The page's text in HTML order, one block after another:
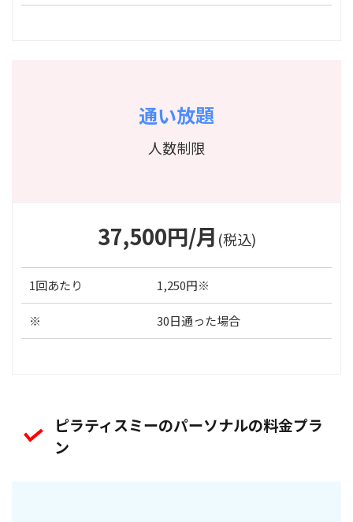
通い放題
人数制限
37,500円/月 (税込)
1回あたり 1,250円※
※ 30日通った場合
ピラティスミーのパーソナルの料金プラ
ン